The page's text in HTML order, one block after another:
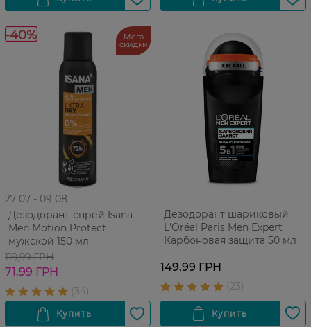
-40% Мега
скидки
27 07 - 09 08
Дезодорант-спрей Isana
Men Motion Protect
мужской 150 мл
119,99 ГРН
71,99 ГРН
Дезодорант шариковый
L'Oréal Paris Men Expert
Карбоновая защита 50 мл
149,99 ГРН